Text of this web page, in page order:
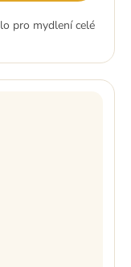
pro mydlení celé